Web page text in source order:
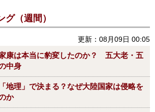
グ（週間）
更新：08月09日 00:05
康は本当に豹変したのか？ 五大老・五
中身
地理」で決まる？なぜ大陸国家は侵略を
か